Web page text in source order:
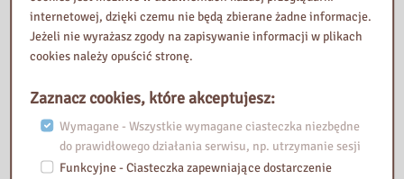
6 czerwca 2025
Zmiana godzin pracy biblioteki
internetowej, dzięki czemu nie będą zbierane żadne informacje.
Jeżeli nie wyrażasz zgody na zapisywanie informacji w plikach
cookies należy opuścić stronę.
Zaznacz cookies, które akceptujesz:
Wymagane - Wszystkie wymagane ciasteczka niezbędne
do prawidłowego działania serwisu, np. utrzymanie sesji
Funkcyjne - Ciasteczka zapewniające dostarczenie